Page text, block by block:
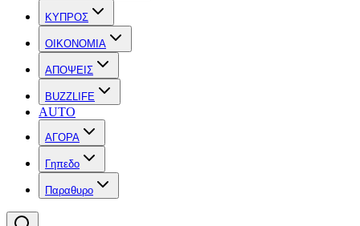
ΚΥΠΡΟΣ
OIKONOMIA
ΑΠΟΨΕΙΣ
BUZZLIFE
AUTO
ΑΓΟΡΑ
Γηπεδο
Παραθυρο